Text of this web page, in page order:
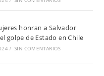
honran a Salvador
golpe de Estado en Chile
/ SIN COMENTARIOS